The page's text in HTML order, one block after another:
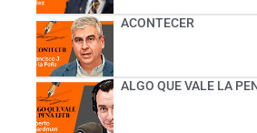
ACONTECER
ALGO QUE VALE LA